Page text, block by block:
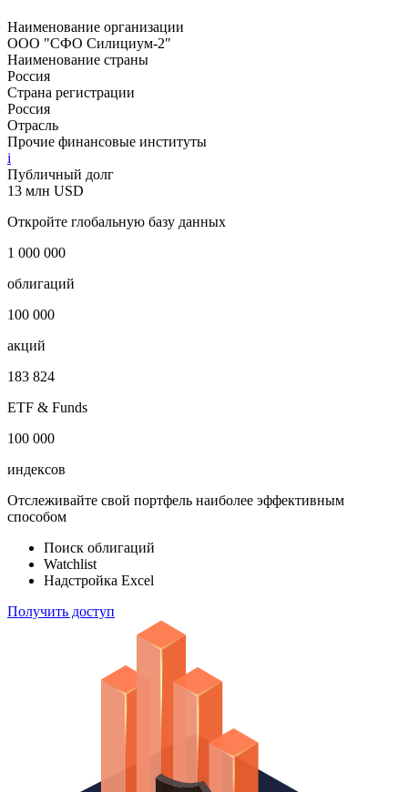
Наименование организации
ООО "СФО Силициум-2"
Наименование страны
Россия
Страна регистрации
Россия
Отрасль
Прочие финансовые институты
i
Публичный долг
13 млн USD
Откройте глобальную базу данных
1 000 000
облигаций
100 000
акций
183 824
ETF & Funds
100 000
индексов
Отслеживайте свой портфель наиболее эффективным
способом
Поиск облигаций
Watchlist
Надстройка Excel
Получить доступ